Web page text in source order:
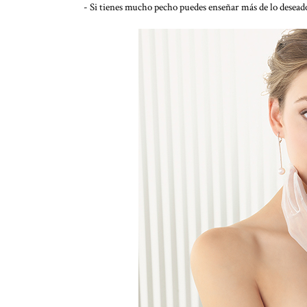
- Si tienes mucho pecho puedes enseñar más de lo